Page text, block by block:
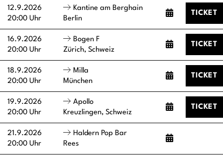
12.9.2026
20:00 Uhr
Kantine am Berghain
Berlin
TICKET
16.9.2026
20:00 Uhr
Bogen F
Zürich, Schweiz
TICKET
18.9.2026
20:00 Uhr
Milla
München
TICKET
19.9.2026
20:00 Uhr
Apollo
Kreuzlingen, Schweiz
TICKET
21.9.2026
20:00 Uhr
Haldern Pop Bar
Rees